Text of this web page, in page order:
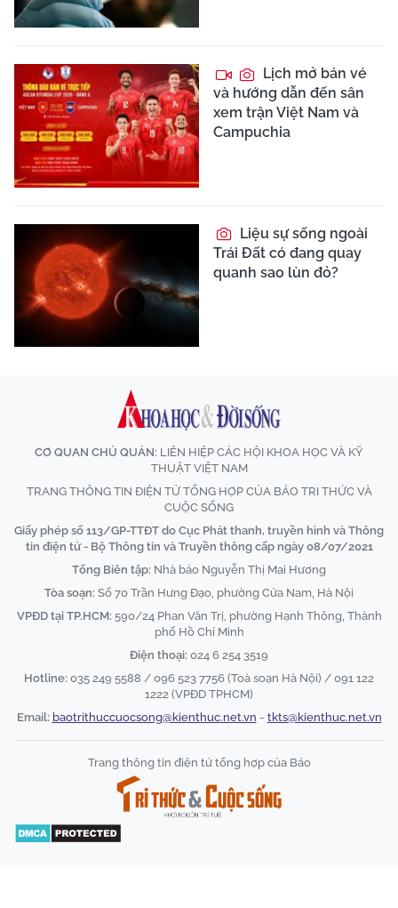
Lịch mở bán vé
và hướng dẫn đến sân
xem trận Việt Nam và
Campuchia
Liệu sự sống ngoài
Trái Đất có đang quay
quanh sao lùn đỏ?
CƠ QUAN CHỦ QUẢN: LIÊN HIỆP CÁC HỘI KHOA HỌC VÀ KỸ
THUẬT VIỆT NAM
TRANG THÔNG TIN ĐIỆN TỬ TỔNG HỢP CỦA BÁO TRI THỨC VÀ
CUỘC SỐNG
Giấy phép số 113/GP-TTĐT do Cục Phát thanh, truyền hình và Thông
tin điện tử - Bộ Thông tin và Truyền thông cấp ngày 08/07/2021
Tổng Biên tập: Nhà báo Nguyễn Thị Mai Hương
Tòa soạn: Số 70 Trần Hưng Đạo, phường Cửa Nam, Hà Nội
VPĐD tại TP.HCM: 590/24 Phan Văn Trị, phường Hạnh Thông, Thành
phố Hồ Chí Minh
Điện thoại: 024 6 254 3519
Hotline: 035 249 5588 / 096 523 7756 (Toà soạn Hà Nội) / 091 122
1222 (VPĐD TPHCM)
Email: baotrithuccuocsong@kienthuc.net.vn - tkts@kienthuc.net.vn
Trang thông tin điện tử tổng hợp của Báo